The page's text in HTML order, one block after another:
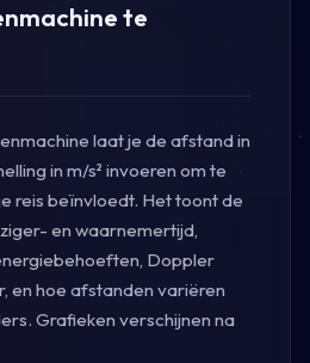
te
laat je de afstand in
in m/s² invoeren om te
reis beïnvloedt. Het toont de
en waarnemertijd,
Doppler
en hoe afstanden variëren
Grafieken verschijnen na